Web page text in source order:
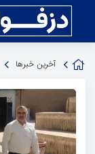
آخرین خبرها